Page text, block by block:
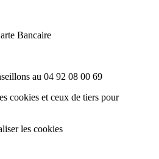
Bancaire
au 04 92 08 00 69
cookies et ceux de tiers pour
les cookies